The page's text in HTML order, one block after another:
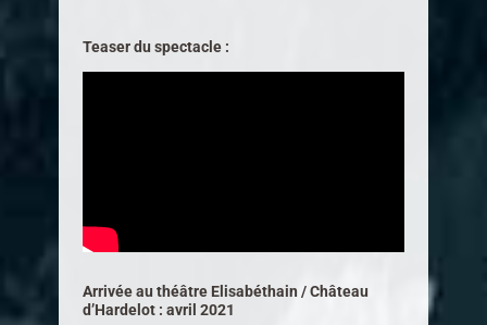
Teaser du spectacle :
Arrivée au théâtre Elisabéthain / Château
d’Hardelot : avril 2021